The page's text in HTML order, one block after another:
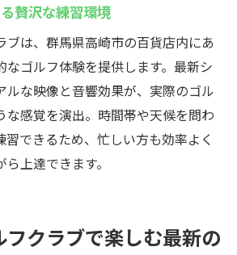
贅沢な練習環境
ブは、群馬県高崎市の百貨店内にあ
なゴルフ体験を提供します。最新シ
ルな映像と音響効果が、実際のゴル
な感覚を演出。時間帯や天候を問わ
できるため、忙しい方も効率よく
上達できます。
フクラブで楽しむ最新の